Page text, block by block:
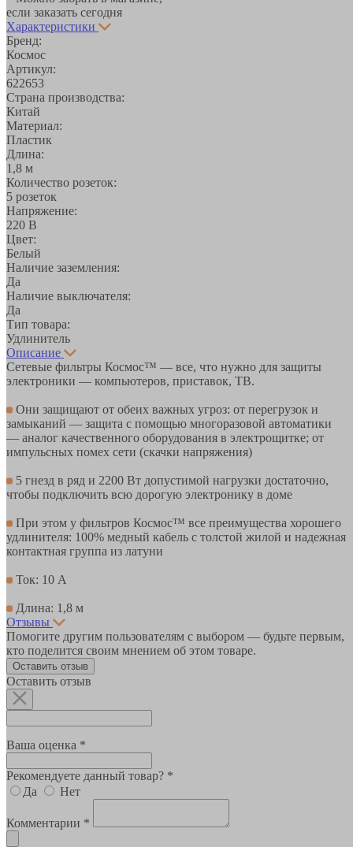
если заказать сегодня
Характеристики
Бренд:
Космос
Артикул:
622653
Страна производства:
Китай
Материал:
Пластик
Длина:
1,8 м
Количество розеток:
5 розеток
Напряжение:
220 В
Цвет:
Белый
Наличие заземления:
Да
Наличие выключателя:
Да
Тип товара:
Удлинитель
Описание
Сетевые фильтры Космос™ — все, что нужно для защиты
электроники — компьютеров, приставок, ТВ.
Они защищают от обеих важных угроз: от перегрузок и
замыканий — защита с помощью многоразовой автоматики
— аналог качественного оборудования в электрощитке; от
импульсных помех сети (скачки напряжения)
5 гнезд в ряд и 2200 Вт допустимой нагрузки достаточно,
чтобы подключить всю дорогую электронику в доме
При этом у фильтров Космос™ все преимущества хорошего
удлинителя: 100% медный кабель с толстой жилой и надежная
контактная группа из латуни
Ток: 10 А
Длина: 1,8 м
Отзывы
Помогите другим пользователям с выбором — будьте первым,
кто поделится своим мнением об этом товаре.
Оставить отзыв
Оставить отзыв
Ваша оценка *
Рекомендуете данный товар? *
Да
Нет
Комментарии *